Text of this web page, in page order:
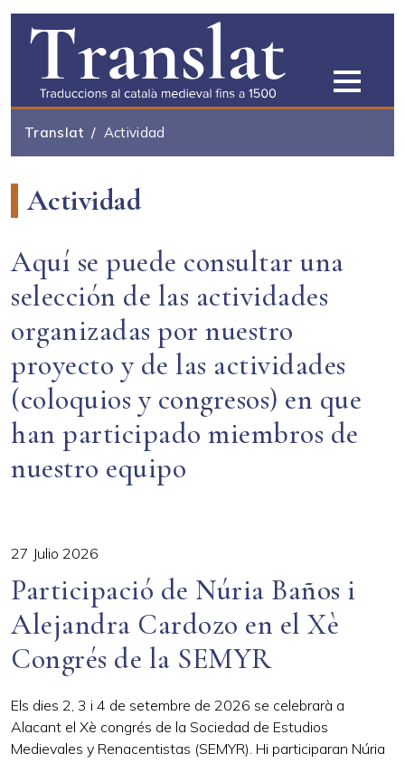
Pasar al contenido principal
Translat Actividad
Actividad
Aquí se puede consultar una
selección de las actividades
organizadas por nuestro
proyecto y de las actividades
(coloquios y congresos) en que
han participado miembros de
nuestro equipo
27 Julio 2026
Participació de Núria Baños i
Alejandra Cardozo en el Xè
Congrés de la SEMYR
Els dies 2, 3 i 4 de setembre de 2026 se celebrarà a
Alacant el Xè congrés de la Sociedad de Estudios
Medievales y Renacentistas (SEMYR). Hi participaran Núria